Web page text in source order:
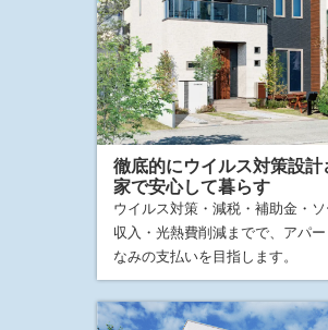
徹底的にウイルス対策設計
家で安心して暮らす
ウイルス対策・減税・補助金・
収入・光熱費削減までで、アパ
なみの支払いを目指します。